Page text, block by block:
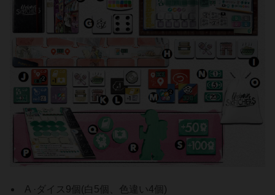
A ·ダイス9個(白5個、色違い4個)